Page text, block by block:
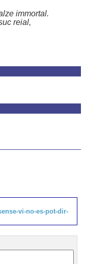
immortal.
reial,
vi-no-es-pot-dir-